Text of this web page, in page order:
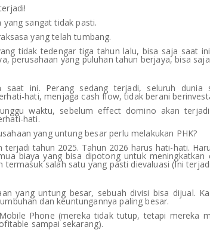
sangat tidak pasti.
yang telah tumbang.
tidak tedengar tiga tahun lalu, bisa saja saat
perusahaan yang puluhan tahun berjaya, bisa
saat ini. Perang sedang terjadi, seluruh dunia
hati, menjaga cash flow, tidak berani
waktu, sebelum effect domino akan
hati.
yang untung besar perlu melakukan PHK?
terjadi tahun 2025. Tahun 2026 harus hati-hati.
biaya yang bisa dipotong untuk meningkatkan
termasuk salah satu yang pasti dievaluasi (Ini
yang untung besar, sebuah divisi bisa dijual.
dan keuntungannya paling besar.
Phone (mereka tidak tutup, tetapi mereka
sampai sekarang).